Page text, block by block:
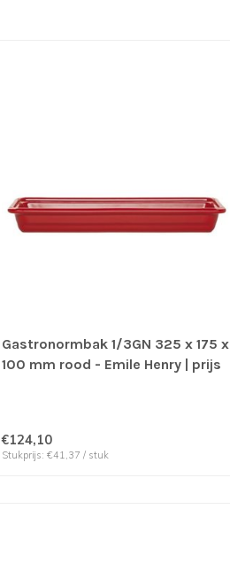
Gastronormbak 1/3GN 325 x 175 x
100 mm rood - Emile Henry | prijs
€124,10
Stukprijs: €41,37 / stuk